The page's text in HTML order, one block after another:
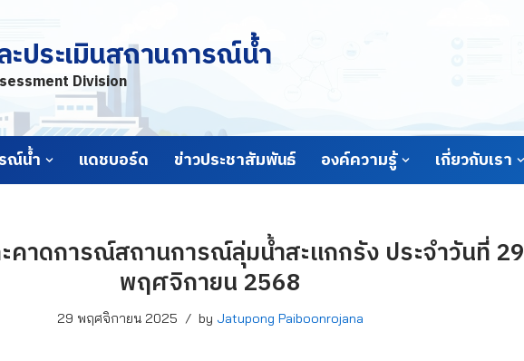
ะประเมินสถานการณ์น้ำ
Division
ณ์น้ำ แดชบอร์ด ข่าวประชาสัมพันธ์ องค์ความรู้ เกี่ยวกับเรา
คาดการณ์สถานการณ์ลุ่มน้ำสะแกกรัง ประจำวันที่ 29
พฤศจิกายน 2568
29 พฤศจิกายน 2025 by Jatupong Paiboonrojana